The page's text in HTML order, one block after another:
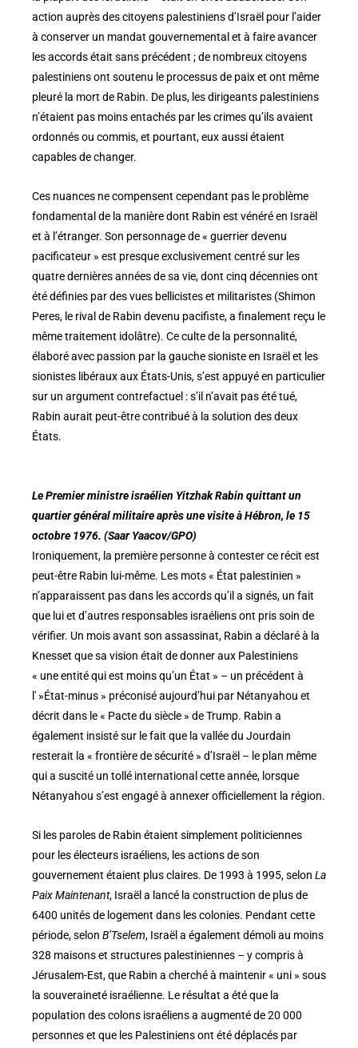
action auprès des citoyens palestiniens d’Israël pour l’aider
à conserver un mandat gouvernemental et à faire avancer
les accords était sans précédent ; de nombreux citoyens
palestiniens ont soutenu le processus de paix et ont même
pleuré la mort de Rabin. De plus, les dirigeants palestiniens
n’étaient pas moins entachés par les crimes qu’ils avaient
ordonnés ou commis, et pourtant, eux aussi étaient
capables de changer.
Ces nuances ne compensent cependant pas le problème
fondamental de la manière dont Rabin est vénéré en Israël
et à l’étranger. Son personnage de « guerrier devenu
pacificateur » est presque exclusivement centré sur les
quatre dernières années de sa vie, dont cinq décennies ont
été définies par des vues bellicistes et militaristes (Shimon
Peres, le rival de Rabin devenu pacifiste, a finalement reçu le
même traitement idolâtre). Ce culte de la personnalité,
élaboré avec passion par la gauche sioniste en Israël et les
sionistes libéraux aux États-Unis, s’est appuyé en particulier
sur un argument contrefactuel : s’il n’avait pas été tué,
Rabin aurait peut-être contribué à la solution des deux
États.
Le Premier ministre israélien Yitzhak Rabin quittant un
quartier général militaire après une visite à Hébron, le 15
octobre 1976. (Saar Yaacov/GPO)
Ironiquement, la première personne à contester ce récit est
peut-être Rabin lui-même. Les mots « État palestinien »
n’apparaissent pas dans les accords qu’il a signés, un fait
que lui et d’autres responsables israéliens ont pris soin de
vérifier. Un mois avant son assassinat, Rabin a déclaré à la
Knesset que sa vision était de donner aux Palestiniens
« une entité qui est moins qu’un État » – un précédent à
l' »État-minus » préconisé aujourd’hui par Nétanyahou et
décrit dans le « Pacte du siècle » de Trump. Rabin a
également insisté sur le fait que la vallée du Jourdain
resterait la « frontière de sécurité » d’Israël – le plan même
qui a suscité un tollé international cette année, lorsque
Nétanyahou s’est engagé à annexer officiellement la région.
Si les paroles de Rabin étaient simplement politiciennes
pour les électeurs israéliens, les actions de son
gouvernement étaient plus claires. De 1993 à 1995, selon La
Paix Maintenant, Israël a lancé la construction de plus de
6400 unités de logement dans les colonies. Pendant cette
période, selon B’Tselem, Israël a également démoli au moins
328 maisons et structures palestiniennes – y compris à
Jérusalem-Est, que Rabin a cherché à maintenir « uni » sous
la souveraineté israélienne. Le résultat a été que la
population des colons israéliens a augmenté de 20 000
personnes et que les Palestiniens ont été déplacés par